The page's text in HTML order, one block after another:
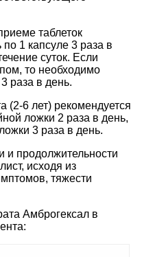
таблеток
1 капсуле 3 раза в
суток. Если
то необходимо
раза в день.
(2-6 лет) рекомендуется
ложки 2 раза в день,
3 раза в день.
и продолжительности
исходя из
тяжести
Амброгексал в